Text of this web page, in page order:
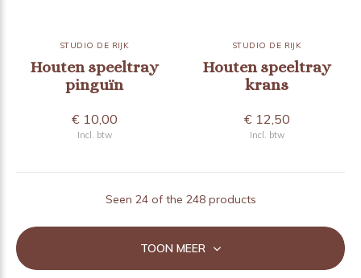
STUDIO DE RIJK
Houten speeltray
pinguïn
€ 10,00
Incl. btw
STUDIO DE RIJK
Houten speeltray
krans
€ 12,50
Incl. btw
Seen 24 of the 248 products
TOON MEER